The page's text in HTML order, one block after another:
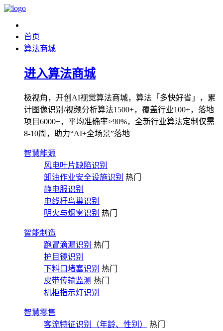
首页
算法商城
进入算法商城
极视角，开创AI视觉算法商城，算法「多快好省」，累
计图像识别/视频分析算法1500+，覆盖行业100+，落地
项目6000+，平均准确率≥90%，全新行业算法定制仅需
8-10周，助力“AI+全场景”落地
智慧能源
风电叶片缺陷识别
卸油作业安全设施识别 热门
静电服识别
电线杆鸟巢识别
明火与烟雾识别 热门
智能制造
跑冒滴漏识别 热门
护目镜识别
下料口堵塞识别 热门
皮带传输监测 热门
机柜指示灯识别
智慧零售
客流特征识别（年龄、性别）
热门